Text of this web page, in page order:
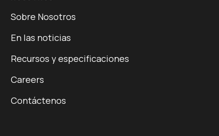
Sobre Nosotros
En las noticias
Recursos y especificaciones
Careers
Contáctenos